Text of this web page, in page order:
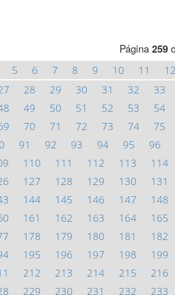
Página 259
5 6 7 8 9 10 11 12
28 29 30 31 32 33
49 50 51 52 53 54
70 71 72 73 74 75
91 92 93 94 95 96
110 111 112 113 114
127 128 129 130 131
144 145 146 147 148
161 162 163 164 165
178 179 180 181 182
195 196 197 198 199
212 213 214 215 216
229 230 231 232 233